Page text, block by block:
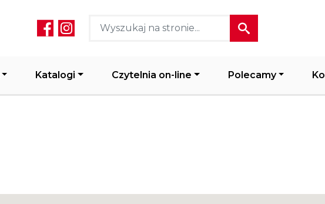
Social media header
Katalogi Czytelnia on-line Polecamy